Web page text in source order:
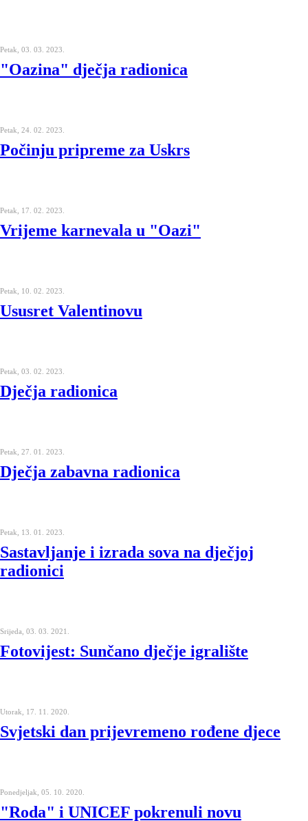
Petak, 03. 03. 2023.
"Oazina" dječja radionica
Petak, 24. 02. 2023.
Počinju pripreme za Uskrs
Petak, 17. 02. 2023.
Vrijeme karnevala u "Oazi"
Petak, 10. 02. 2023.
Ususret Valentinovu
Petak, 03. 02. 2023.
Dječja radionica
Petak, 27. 01. 2023.
Dječja zabavna radionica
Petak, 13. 01. 2023.
Sastavljanje i izrada sova na dječjoj
radionici
Srijeda, 03. 03. 2021.
Fotovijest: Sunčano dječje igralište
Utorak, 17. 11. 2020.
Svjetski dan prijevremeno rođene djece
Ponedjeljak, 05. 10. 2020.
"Roda" i UNICEF pokrenuli novu